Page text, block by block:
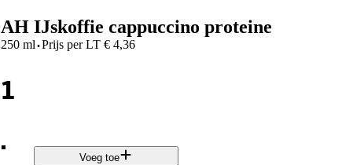
AH IJskoffie cappuccino proteine
250 ml·Prijs per LT€ 4,36
1
.
Voeg toe